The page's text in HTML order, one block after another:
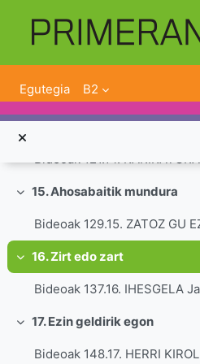
Egutegia B2
Tolestu
13. Egia biribila
Tolestu
Tolestu
15. Ahosabaitik mundura
Tolestu
16. Zirt edo zart
Tolestu
17. Ezin geldirik egon